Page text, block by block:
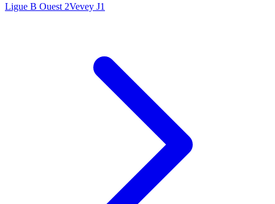
Ligue B Ouest 2Vevey J1